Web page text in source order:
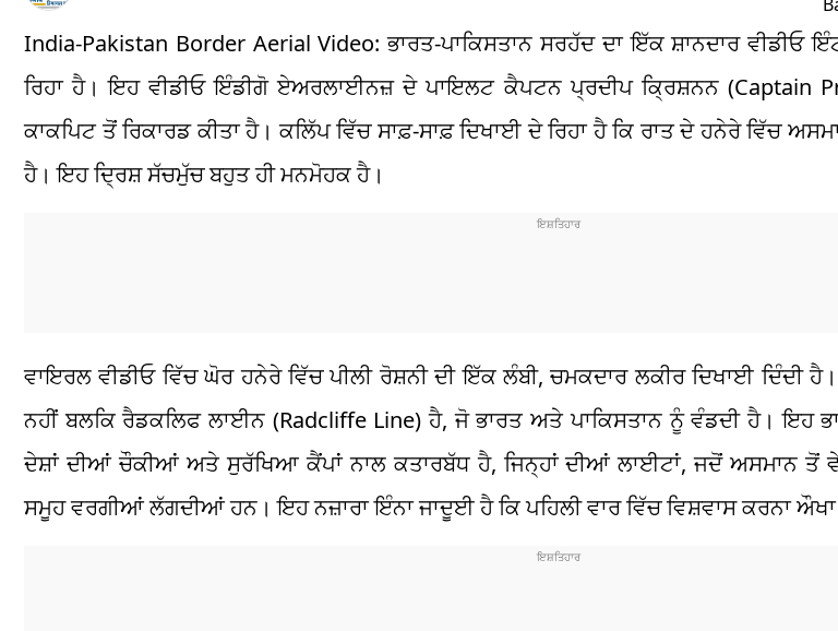
India-Pakistan Border Aerial Video: ਭਾਰਤ-ਪਾਕਿਸਤਾਨ ਸਰਹੱਦ ਦਾ ਇੱਕ ਸ਼ਾਨਦਾਰ ਵੀਡੀਓ
ਰਿਹਾ ਹੈ। ਇਹ ਵੀਡੀਓ ਇੰਡੀਗੋ ਏਅਰਲਾਈਨਜ਼ ਦੇ ਪਾਇਲਟ ਕੈਪਟਨ ਪ੍ਰਦੀਪ ਕ੍ਰਿਸ਼ਨਨ (Captain
ਕਾਕਪਿਟ ਤੋਂ ਰਿਕਾਰਡ ਕੀਤਾ ਹੈ। ਕਲਿੱਪ ਵਿੱਚ ਸਾਫ਼-ਸਾਫ਼ ਦਿਖਾਈ ਦੇ ਰਿਹਾ ਹੈ ਕਿ ਰਾਤ ਦੇ ਹਨੇਰੇ ਵਿੱਚ
ਹੈ। ਇਹ ਦ੍ਰਿਸ਼ ਸੱਚਮੁੱਚ ਬਹੁਤ ਹੀ ਮਨਮੋਹਕ ਹੈ।
ਵਾਇਰਲ ਵੀਡੀਓ ਵਿੱਚ ਘੋਰ ਹਨੇਰੇ ਵਿੱਚ ਪੀਲੀ ਰੋਸ਼ਨੀ ਦੀ ਇੱਕ ਲੰਬੀ, ਚਮਕਦਾਰ ਲਕੀਰ ਦਿਖਾਈ ਦਿੰਦੀ
ਨਹੀਂ ਬਲਕਿ ਰੈਡਕਲਿਫ ਲਾਈਨ (Radcliffe Line) ਹੈ, ਜੋ ਭਾਰਤ ਅਤੇ ਪਾਕਿਸਤਾਨ ਨੂੰ ਵੰਡਦੀ ਹੈ। ਇਹ
ਦੇਸ਼ਾਂ ਦੀਆਂ ਚੌਕੀਆਂ ਅਤੇ ਸੁਰੱਖਿਆ ਕੈਂਪਾਂ ਨਾਲ ਕਤਾਰਬੱਧ ਹੈ, ਜਿਨ੍ਹਾਂ ਦੀਆਂ ਲਾਈਟਾਂ, ਜਦੋਂ ਅਸਮਾਨ ਤੋਂ
ਸਮੂਹ ਵਰਗੀਆਂ ਲੱਗਦੀਆਂ ਹਨ। ਇਹ ਨਜ਼ਾਰਾ ਇੰਨਾ ਜਾਦੂਈ ਹੈ ਕਿ ਪਹਿਲੀ ਵਾਰ ਵਿੱਚ ਵਿਸ਼ਵਾਸ ਕਰਨਾ